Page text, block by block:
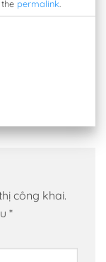
the permalink
công khai.
*